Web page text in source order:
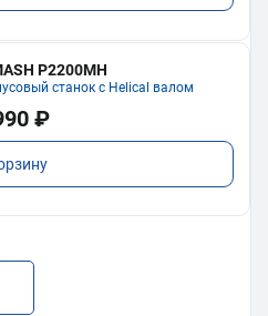
P2200MH
станок с Helical валом
₽